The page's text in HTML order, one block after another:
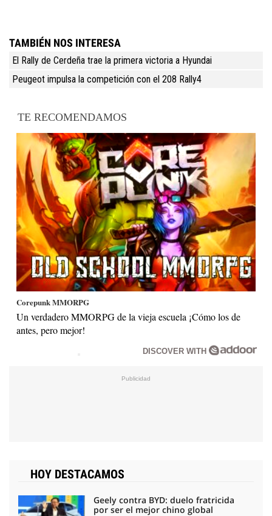
TAMBIÉN NOS INTERESA
El Rally de Cerdeña trae la primera victoria a Hyundai
Peugeot impulsa la competición con el 208 Rally4
TE RECOMENDAMOS
Corepunk MMORPG
Un verdadero MMORPG de la vieja escuela ¡Cómo los de
antes, pero mejor!
DISCOVER WITH
HOY DESTACAMOS
Geely contra BYD: duelo fratricida
por ser el mejor chino global